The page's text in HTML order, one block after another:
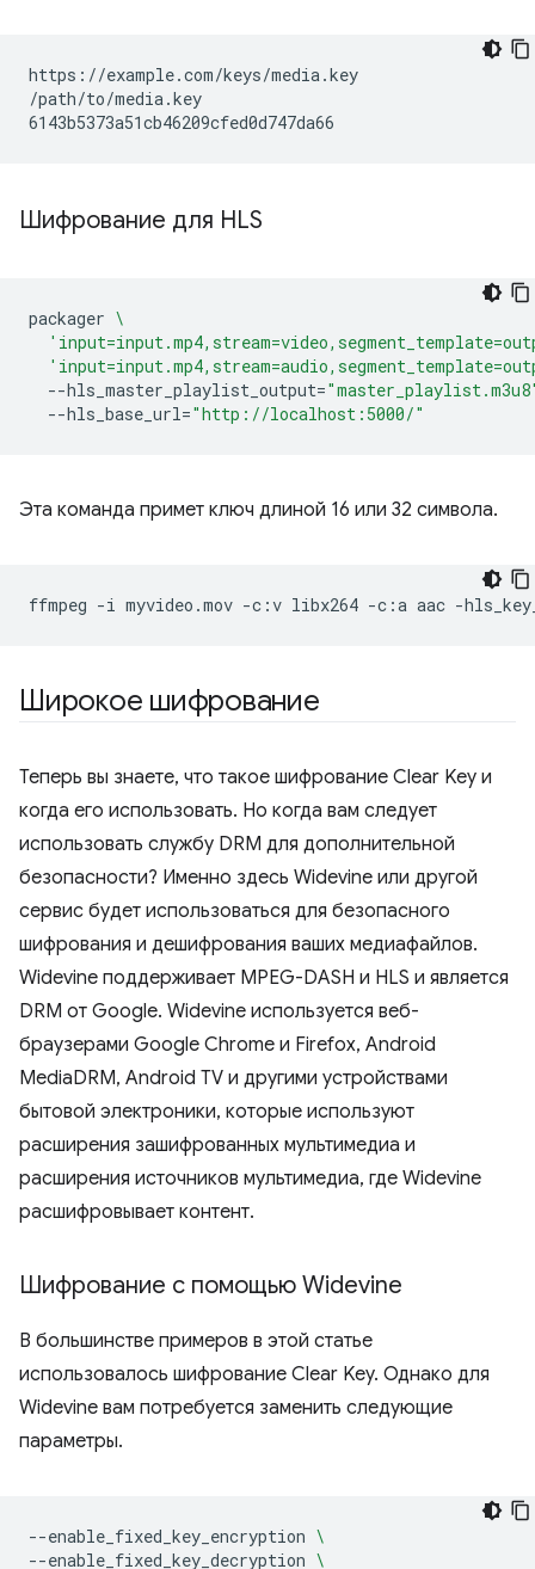
https://example.com/keys/media.key
/path/to/media.key
Шифрование для HLS
packager \
--hls_master_playlist_output=
--hls_base_url="http://localhost:5000/"
Эта команда примет ключ длиной 16 или 32 символа.
ffmpeg -i myvideo.mov -c:v libx264 -c:a aac -
Широкое шифрование
Теперь вы знаете, что такое шифрование Clear Key и
когда его использовать. Но когда вам следует
использовать службу DRM для дополнительной
безопасности? Именно здесь Widevine или другой
сервис будет использоваться для безопасного
шифрования и дешифрования ваших медиафайлов.
Widevine поддерживает MPEG-DASH и HLS и является
DRM от Google. Widevine используется веб-
браузерами Google Chrome и Firefox, Android
MediaDRM, Android TV и другими устройствами
бытовой электроники, которые используют
расширения зашифрованных мультимедиа и
расширения источников мультимедиа, где Widevine
расшифровывает контент.
Шифрование с помощью Widevine
В большинстве примеров в этой статье
использовалось шифрование Clear Key. Однако для
Widevine вам потребуется заменить следующие
параметры.
--enable_fixed_key_encryption \
--enable_fixed_key_decryption \